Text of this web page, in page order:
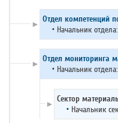
►
Отдел компетенций
• Начальник отдела:
►
Отдел мониторинга
• Начальник отдела:
►
Сектор
• Начальник